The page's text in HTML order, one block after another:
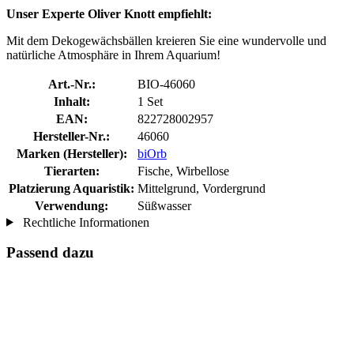
Unser Experte Oliver Knott empfiehlt:
Mit dem Dekogewächsbällen kreieren Sie eine wundervolle und
natürliche Atmosphäre in Ihrem Aquarium!
Art.-Nr.:
BIO-46060
Inhalt:
1 Set
EAN:
822728002957
Hersteller-Nr.:
46060
Marken (Hersteller):
biOrb
Tierarten:
Fische, Wirbellose
Platzierung Aquaristik: Mittelgrund, Vordergrund
Verwendung:
Süßwasser
Rechtliche Informationen
Passend dazu